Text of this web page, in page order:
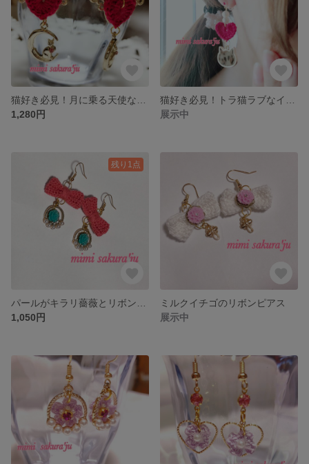
1,280円
展示中
残り1点
1,050円
ミルクイチゴのリボンピアス
展示中